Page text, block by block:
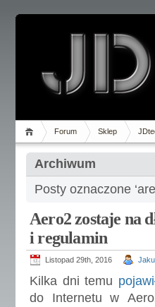
Forum Sklep
Archiwum
Posty oznaczone
Aero2 zostaje na
i regulamin
Listopad 29th, 2016
Kilka dni temu
do Internetu w